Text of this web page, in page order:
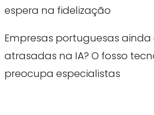
espera na fidelização
Empresas portuguesas ainda
atrasadas na IA? O fosso
preocupa especialistas